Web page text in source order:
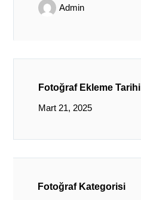
Admin
Fotoğraf Ekleme Tarihi
Mart 21, 2025
Fotoğraf Kategorisi